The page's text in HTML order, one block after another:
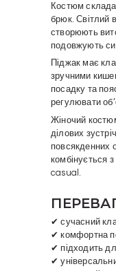
Костюм
брюк. Світлий
створюють
подовжують
Піджак має
зручними
посадку та
регулювати
Жіночий
ділових
повсякденних
комбінується
casual.
✔ сучасний
✔ комфортна
✔ підходить
✔